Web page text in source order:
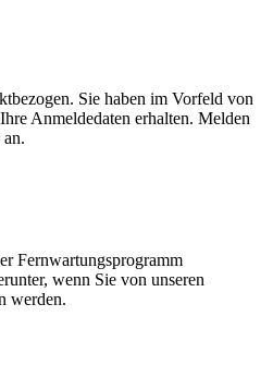
Sie haben im Vorfeld von
Anmeldedaten erhalten. Melden
an.
Fernwartungsprogramm
wenn Sie von unseren
werden.